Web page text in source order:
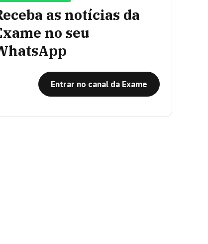
as notícias da
no seu
Entrar no canal da Exame